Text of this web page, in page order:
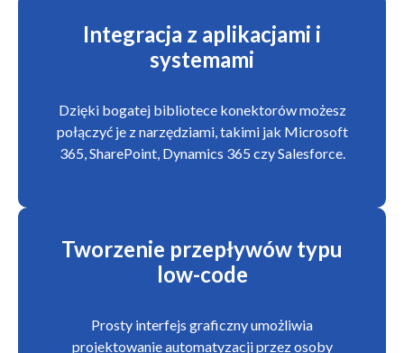
Integracja z aplikacjami i
systemami
Dzięki bogatej bibliotece konektorów możesz
połączyć je z narzędziami, takimi jak Microsoft
365, SharePoint, Dynamics 365 czy Salesforce.
Tworzenie przepływów typu
low-code
Prosty interfejs graficzny umożliwia
projektowanie automatyzacji przez osoby